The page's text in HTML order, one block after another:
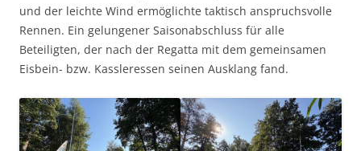
und der leichte Wind ermöglichte taktisch anspruchsvolle
Rennen. Ein gelungener Saisonabschluss für alle
Beteiligten, der nach der Regatta mit dem gemeinsamen
Eisbein- bzw. Kassleressen seinen Ausklang fand.